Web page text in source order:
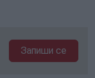
Запиши се